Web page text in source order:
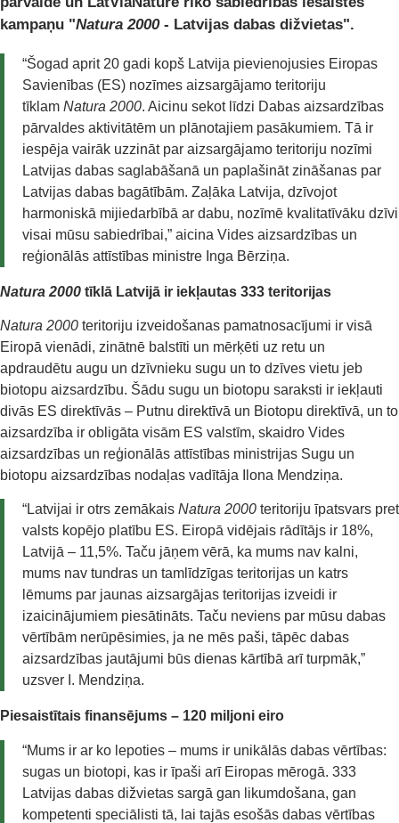
kampaņu "Natura 2000- Latvijas dabas dižvietas".
“Šogad aprit 20 gadi kopš Latvija pievienojusies Eiropas
Savienības (ES) nozīmes aizsargājamo teritoriju
tīklam Natura 2000. Aicinu sekot līdzi Dabas aizsardzības
pārvaldes aktivitātēm un plānotajiem pasākumiem. Tā ir
iespēja vairāk uzzināt par aizsargājamo teritoriju nozīmi
Latvijas dabas saglabāšanā un paplašināt zināšanas par
Latvijas dabas bagātībām. Zaļāka Latvija, dzīvojot
harmoniskā mijiedarbībā ar dabu, nozīmē kvalitatīvāku dzīvi
visai mūsu sabiedrībai,” aicina Vides aizsardzības un
reģionālās attīstības ministre Inga Bērziņa.
Natura 2000 tīklā Latvijā ir iekļautas 333 teritorijas
Natura 2000 teritoriju izveidošanas pamatnosacījumi ir visā
Eiropā vienādi, zinātnē balstīti un mērķēti uz retu un
apdraudētu augu un dzīvnieku sugu un to dzīves vietu jeb
biotopu aizsardzību. Šādu sugu un biotopu saraksti ir iekļauti
divās ES direktīvās – Putnu direktīvā un Biotopu direktīvā, un to
aizsardzība ir obligāta visām ES valstīm, skaidro Vides
aizsardzības un reģionālās attīstības ministrijas Sugu un
biotopu aizsardzības nodaļas vadītāja Ilona Mendziņa.
“Latvijai ir otrs zemākais Natura 2000 teritoriju īpatsvars pret
valsts kopējo platību ES. Eiropā vidējais rādītājs ir 18%,
Latvijā – 11,5%. Taču jāņem vērā, ka mums nav kalni,
mums nav tundras un tamlīdzīgas teritorijas un katrs
lēmums par jaunas aizsargājas teritorijas izveidi ir
izaicinājumiem piesātināts. Taču neviens par mūsu dabas
vērtībām nerūpēsimies, ja ne mēs paši, tāpēc dabas
aizsardzības jautājumi būs dienas kārtībā arī turpmāk,”
uzsver I. Mendziņa.
Piesaistītais finansējums – 120 miljoni eiro
“Mums ir ar ko lepoties – mums ir unikālās dabas vērtības:
sugas un biotopi, kas ir īpaši arī Eiropas mērogā. 333
Latvijas dabas dižvietas sargā gan likumdošana, gan
kompetenti speciālisti tā, lai tajās esošās dabas vērtības